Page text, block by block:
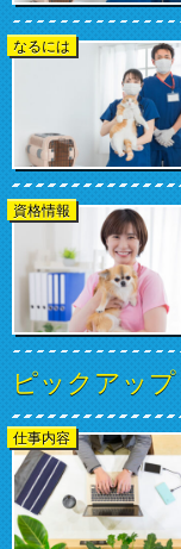
なるには
資格情報
ピックアップ
仕事内容